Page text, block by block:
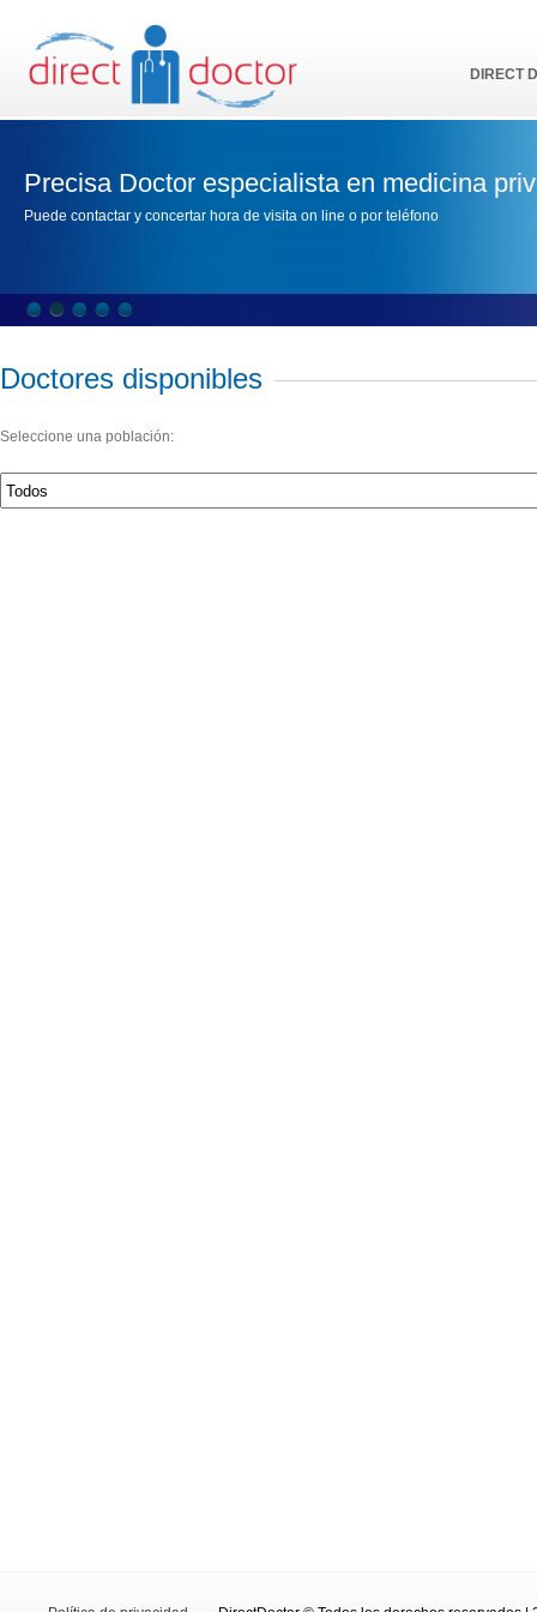
DIRECT
Precisa Doctor especialista en medicina
Puede contactar y concertar hora de visita on line o por teléfono
Doctores disponibles
Seleccione una población: